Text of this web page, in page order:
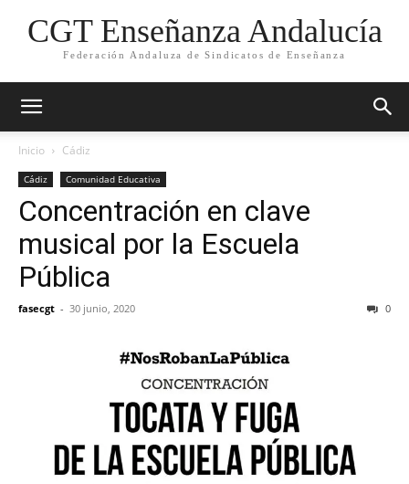
CGT Enseñanza Andalucía
Federación Andaluza de Sindicatos de Enseñanza
Inicio Cádiz
Cádiz Comunidad Educativa
Concentración en clave
musical por la Escuela
Pública
fasecgt - 30 junio, 2020 0